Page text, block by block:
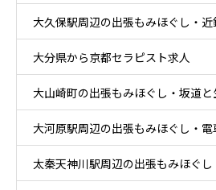
大久保駅周辺の出張もみほぐし・
大分県から京都セラピスト求人
大山崎町の出張もみほぐし・坂道
大河原駅周辺の出張もみほぐし・
太秦天神川駅周辺の出張もみほぐ